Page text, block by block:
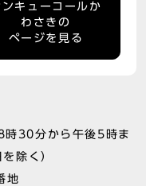
ンキューコールか
わさきの
ページを見る
時30分から午後5時ま
除く）
地